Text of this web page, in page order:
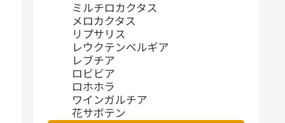
ミルチロカクタス
メロカクタス
リプサリス
レウクテンベルギア
レブチア
ロビビア
ロホホラ
ワインガルチア
花サボテン